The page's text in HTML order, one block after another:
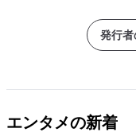
発行
エンタメの新着